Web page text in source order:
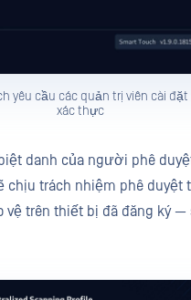
yêu cầu các quản trị viên cài
xác thực
danh của người phê
trách nhiệm phê duyệt
vệ trên thiết bị đã đăng ký —